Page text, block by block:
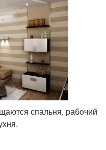
спальня, рабочий